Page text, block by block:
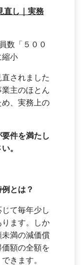
直し｜実務
数「５００
縮小
されました
主のほとん
、実務上の
件を満たし
。
とは？
て毎年少し
ます。しか
未満の減価償
額の全額を
きます。